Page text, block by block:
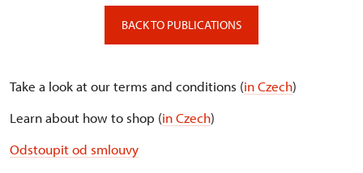
BACK TO PUBLICATIONS
Take a look at our terms and conditions (in Czech)
Learn about how to shop (in Czech)
Odstoupit od smlouvy